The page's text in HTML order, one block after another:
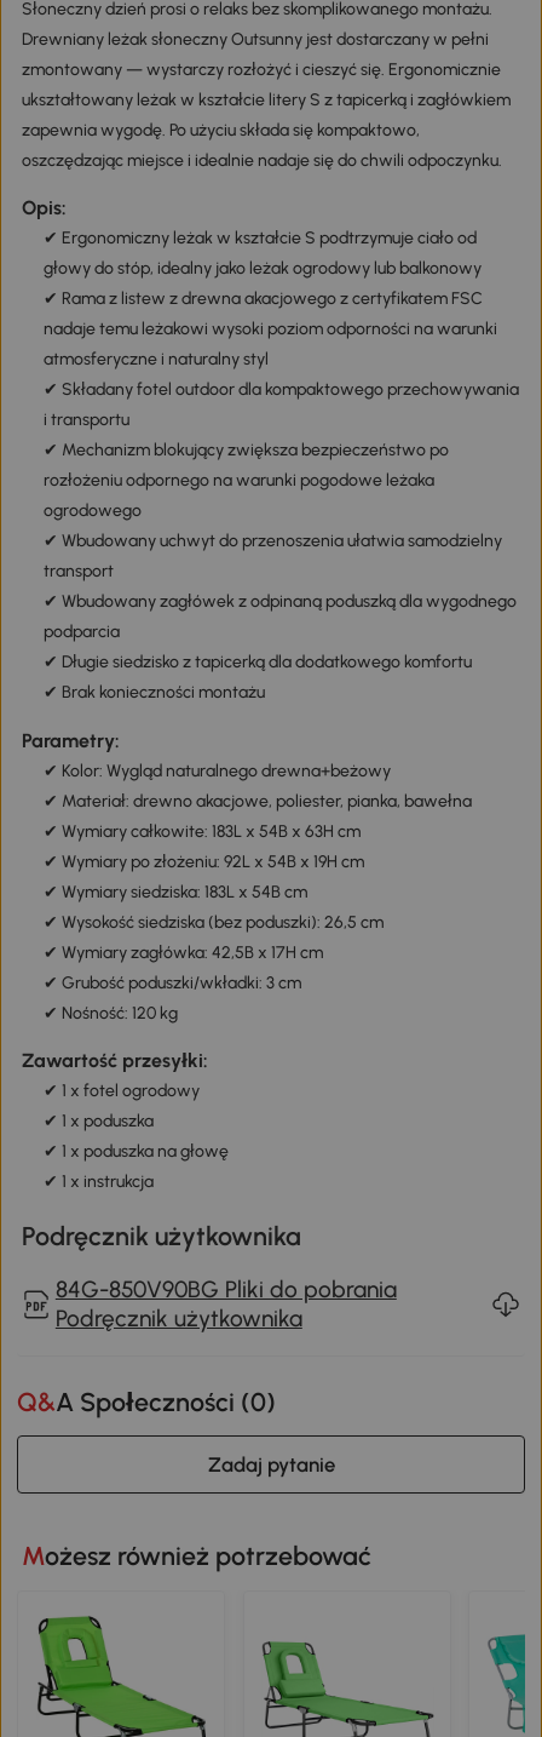
Słoneczny dzień prosi o relaks bez skomplikowanego montażu.
Drewniany leżak słoneczny Outsunny jest dostarczany w pełni
zmontowany — wystarczy rozłożyć i cieszyć się. Ergonomicznie
ukształtowany leżak w kształcie litery S z tapicerką i zagłówkiem
zapewnia wygodę. Po użyciu składa się kompaktowo,
oszczędzając miejsce i idealnie nadaje się do chwili odpoczynku.
Opis:
✔ Ergonomiczny leżak w kształcie S podtrzymuje ciało od
głowy do stóp, idealny jako leżak ogrodowy lub balkonowy
✔ Rama z listew z drewna akacjowego z certyfikatem FSC
nadaje temu leżakowi wysoki poziom odporności na warunki
atmosferyczne i naturalny styl
✔ Składany fotel outdoor dla kompaktowego przechowywania
i transportu
✔ Mechanizm blokujący zwiększa bezpieczeństwo po
rozłożeniu odpornego na warunki pogodowe leżaka
ogrodowego
✔ Wbudowany uchwyt do przenoszenia ułatwia samodzielny
transport
✔ Wbudowany zagłówek z odpinaną poduszką dla wygodnego
podparcia
✔ Długie siedzisko z tapicerką dla dodatkowego komfortu
✔ Brak konieczności montażu
Parametry:
✔ Kolor: Wygląd naturalnego drewna+beżowy
✔ Materiał: drewno akacjowe, poliester, pianka, bawełna
✔ Wymiary całkowite: 183L x 54B x 63H cm
✔ Wymiary po złożeniu: 92L x 54B x 19H cm
✔ Wymiary siedziska: 183L x 54B cm
✔ Wysokość siedziska (bez poduszki): 26,5 cm
✔ Wymiary zagłówka: 42,5B x 17H cm
✔ Grubość poduszki/wkładki: 3 cm
✔ Nośność: 120 kg
Zawartość przesyłki:
✔ 1 x fotel ogrodowy
✔ 1 x poduszka
✔ 1 x poduszka na głowę
✔ 1 x instrukcja
Podręcznik użytkownika
84G-850V90BG Pliki do pobrania
Podręcznik użytkownika
Q&A Społeczności (0)
Zadaj pytanie
Możesz również potrzebować